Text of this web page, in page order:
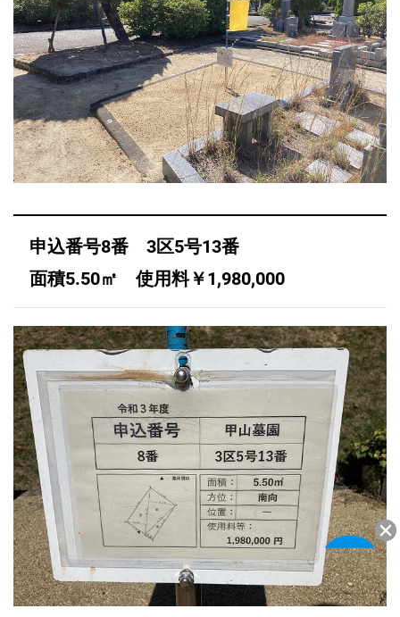
申込番号8番 3区5号13番
面積5.50㎡ 使用料￥1,980,000